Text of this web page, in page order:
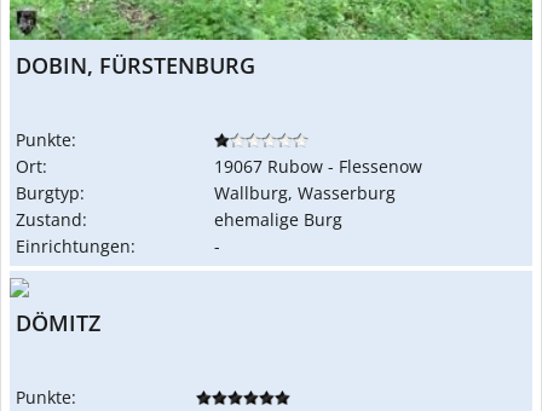
DOBIN, FÜRSTENBURG
Punkte:
Ort:
19067 Rubow - Flessenow
Burgtyp:
Wallburg, Wasserburg
Zustand:
ehemalige Burg
Einrichtungen:
-
DÖMITZ
Punkte: